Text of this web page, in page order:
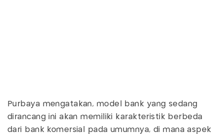
Purbaya mengatakan, model bank yang sedang
dirancang ini akan memiliki karakteristik berbeda
dari bank komersial pada umumnya, di mana aspek